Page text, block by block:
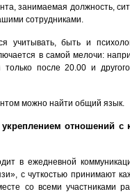
занимаемая должность,
сотрудниками.
учитывать, быть и
в самой мелочи:
только после 20.00 и
можно найти общий язык.
отношений с
в ежедневной
с чуткостью принимают
со всеми участниками